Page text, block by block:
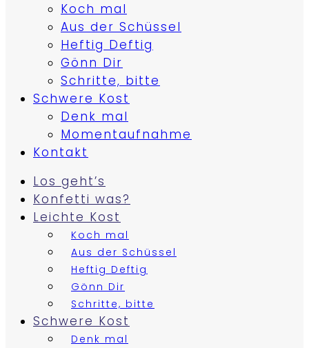
Koch mal
Aus der Schüssel
Heftig Deftig
Gönn Dir
Schritte, bitte
Schwere Kost
Denk mal
Momentaufnahme
Kontakt
Los geht’s
Konfetti was?
Leichte Kost
Koch mal
Aus der Schüssel
Heftig Deftig
Gönn Dir
Schritte, bitte
Schwere Kost
Denk mal